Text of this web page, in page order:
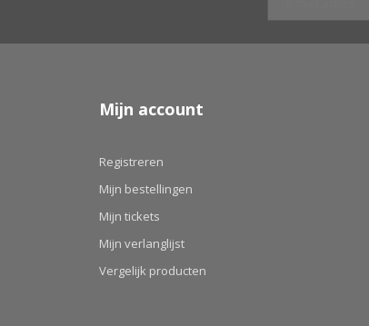
Mijn account
Registreren
Mijn bestellingen
Mijn tickets
Mijn verlanglijst
Vergelijk producten